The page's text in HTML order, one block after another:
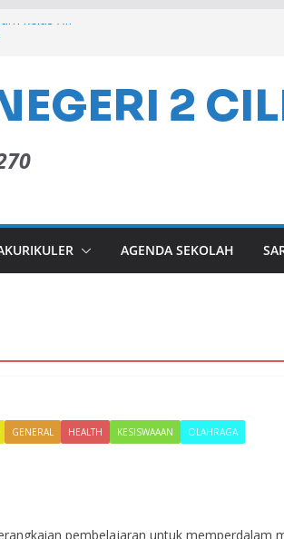
kelas XII
Nabi Muhammad SAW tahun 2026
2026
2
AGENDA SEKOLAH
GENERAL HEALTH KESISWAAAN OLAHRAGA
pembelajaran untuk memperdalam